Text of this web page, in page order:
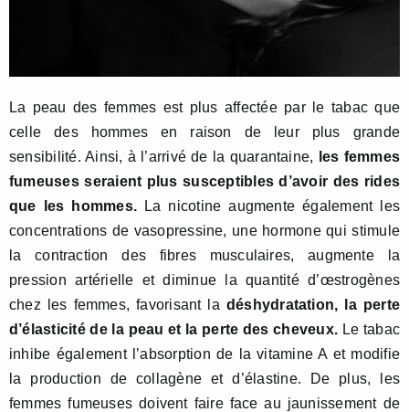
La peau des femmes est plus affectée par le tabac que
celle des hommes en raison de leur plus grande
sensibilité. Ainsi, à l’arrivé de la quarantaine,
les femmes
fumeuses seraient plus susceptibles d’avoir des rides
que les hommes. La nicotine augmente également les
concentrations de vasopressine, une hormone qui stimule
la contraction des fibres musculaires, augmente la
pression artérielle et diminue la quantité d’œstrogènes
chez les femmes, favorisant la déshydratation, la perte
d’élasticité de la peau et la perte des cheveux. Le tabac
inhibe également l’absorption de la vitamine A et modifie
la production de collagène et d’élastine. De plus, les
femmes fumeuses doivent faire face au jaunissement de